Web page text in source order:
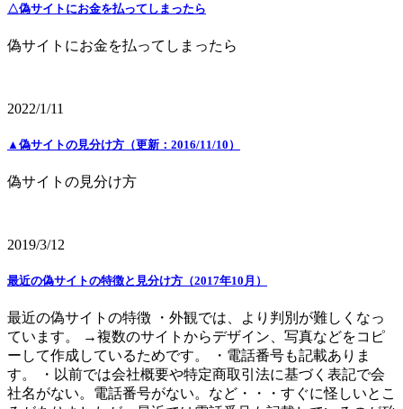
△偽サイトにお金を払ってしまったら
偽サイトにお金を払ってしまったら
2022/1/11
▲偽サイトの見分け方（更新：2016/11/10）
偽サイトの見分け方
2019/3/12
最近の偽サイトの特徴と見分け方（2017年10月）
最近の偽サイトの特徴 ・外観では、より判別が難しくなっ
ています。 →複数のサイトからデザイン、写真などをコピ
ーして作成しているためです。 ・電話番号も記載ありま
す。 ・以前では会社概要や特定商取引法に基づく表記で会
社名がない。電話番号がない。など・・・すぐに怪しいとこ